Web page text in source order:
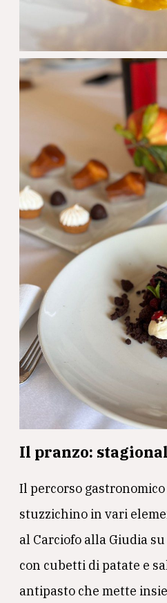
Il pranzo:
Il percorso
stuzzichino in vari
al Carciofo alla Giudia
con cubetti di patate e
antipasto che mette